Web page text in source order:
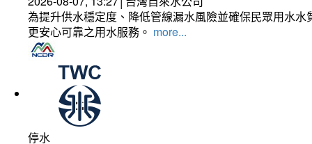
為提升供水穩定度、降低管線漏水風險並確保民眾用水
更安心可靠之用水服務。 more...
停水